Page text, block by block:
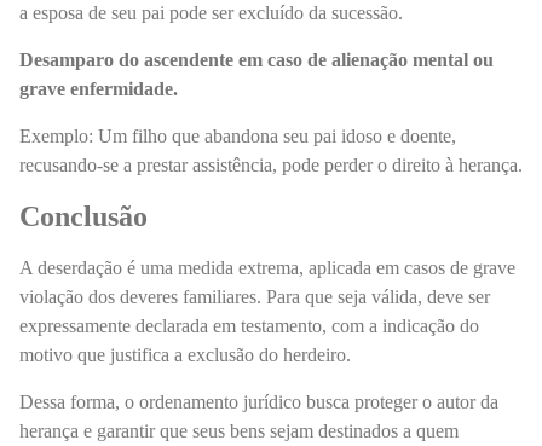
a esposa de seu pai pode ser excluído da sucessão.
Desamparo do ascendente em caso de alienação mental ou
grave enfermidade.
Exemplo: Um filho que abandona seu pai idoso e doente,
recusando-se a prestar assistência, pode perder o direito à herança.
Conclusão
A deserdação é uma medida extrema, aplicada em casos de grave
violação dos deveres familiares. Para que seja válida, deve ser
expressamente declarada em testamento, com a indicação do
motivo que justifica a exclusão do herdeiro.
Dessa forma, o ordenamento jurídico busca proteger o autor da
herança e garantir que seus bens sejam destinados a quem